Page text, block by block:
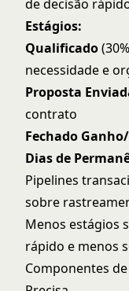
de decisão
Estágios:
Qualificado
necessidade e
Proposta
contrato
Fechado
Dias de
Pipelines
sobre
Menos estágios
rápido e menos
Componentes